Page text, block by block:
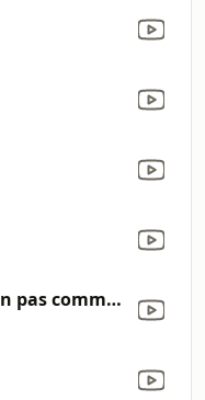
Ziggy (Un garçon pas comme les autres)